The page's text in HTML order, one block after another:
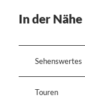
In der Nähe
Sehenswertes
Touren